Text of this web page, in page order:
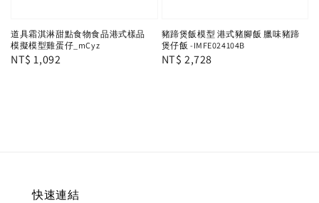
道具霜淇淋甜點食物食品港式樣品
模擬模型雞蛋仔_mCyz
Regular
NT$ 1,092
豬蹄煲飯模型 港式豬腳飯 臘味豬蹄
煲仔飯 -IMFE024104B
Regular
NT$ 2,728
快速連結